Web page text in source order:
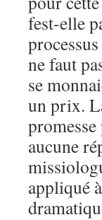
fest-elle
ne faut
se
un prix.
aucune
appliqué